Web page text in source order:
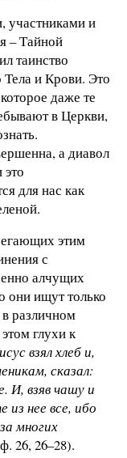
участниками и
– Тайной
таинство
Тела и Крови. Это
даже те
в Церкви,
а диавол
для нас как
этим
с
алчущих
они ищут только
различном
глухи к
взял хлеб и,
сказал:
И, взяв чашу и
из нее все, ибо
многих
26, 26–28).